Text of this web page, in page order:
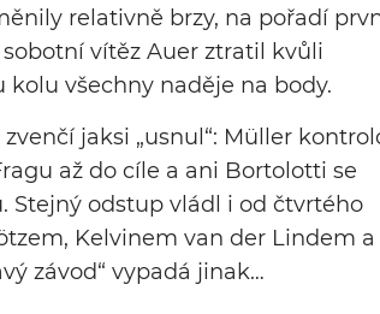
relativně brzy, na pořadí
vítěz Auer ztratil kvůli
všechny naděje na body.
jaksi „usnul“: Müller
až do cíle a ani Bortolotti se
Stejný odstup vládl i od čtvrtého
Kelvinem van der Lindem a
závod“ vypadá jinak…